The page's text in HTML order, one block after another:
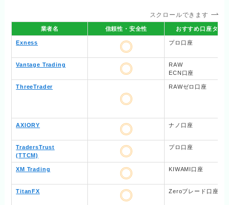
スクロールできます
業者名 信頼性・安全性 おすすめ口座タイ
Exness プロ口座
Vantage Trading
RAW
ECN口座
ThreeTrader RAWゼロ口座
AXIORY ナノ口座
TradersTrust
(TTCM)
プロ口座
XM Trading KIWAMI口座
TitanFX Zeroブレード口座